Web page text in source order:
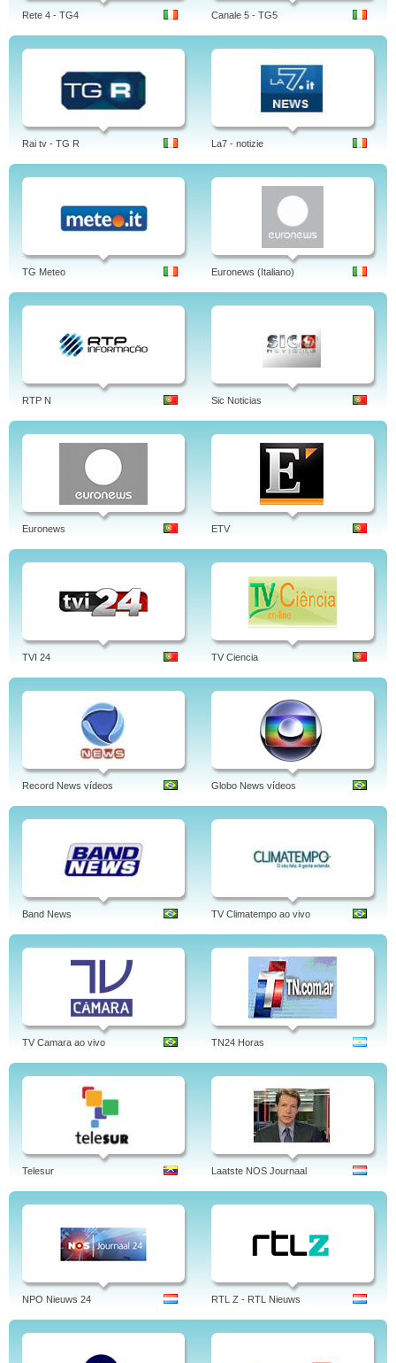
Rete 4 - TG4 Canale 5 - TG5
Rai tv - TG R La7 - notizie
TG Meteo Euronews (Italiano)
RTP N Sic Noticias
Euronews ETV
TVI 24 TV Ciencia
Record News vídeos Globo News vídeos
Band News TV Climatempo ao vivo
TV Camara ao vivo TN24 Horas
Telesur Laatste NOS Journaal
NPO Nieuws 24 RTL Z - RTL Nieuws